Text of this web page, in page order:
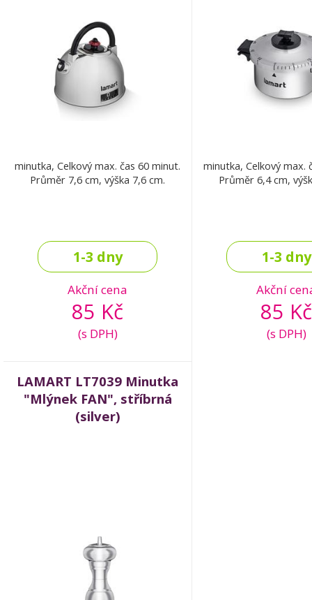
minutka, Celkový max. čas 60 minut.
Průměr 7,6 cm, výška 7,6 cm.
1-3 dny
Akční cena
85 Kč
(s DPH)
minutka, Celkový max.
Průměr 6,4 cm,
1-3 dny
Akční
85 Kč
(s DPH)
LAMART LT7039 Minutka
"Mlýnek FAN", stříbrná
(silver)